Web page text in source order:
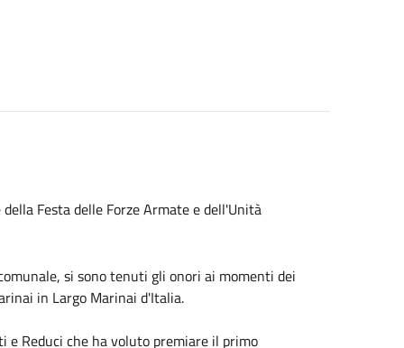
Festa delle Forze Armate e dell'Unità
si sono tenuti gli onori ai momenti dei
in Largo Marinai d'Italia.
e Reduci che ha voluto premiare il primo